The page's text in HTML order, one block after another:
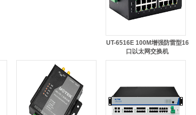
UT-6516E 100M增强防雷型16
口以太网交换机